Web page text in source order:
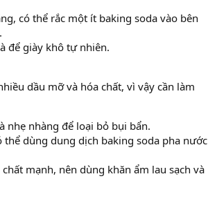
có thể rắc một ít baking soda vào bên
để giày khô tự nhiên.
dầu mỡ và hóa chất, vì vậy cần làm
nhẹ nhàng để loại bỏ bụi bẩn.
thể dùng dung dịch baking soda pha nước
mạnh, nên dùng khăn ẩm lau sạch và